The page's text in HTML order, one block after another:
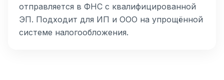
отправляется в ФНС с квалифицированной
ЭП. Подходит для ИП и ООО на упрощённой
системе налогообложения.